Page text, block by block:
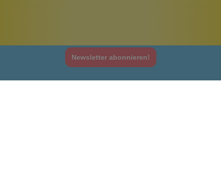
Newsletter abonnieren!